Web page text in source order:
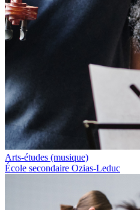
Arts-études (musique)
École secondaire Ozias-Leduc